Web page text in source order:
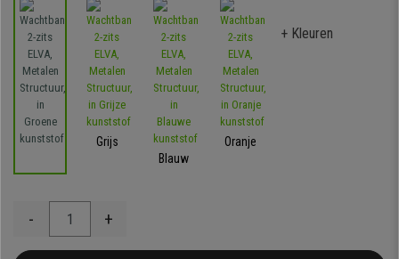
Grijs
Blauw
Oranje
+ Kleuren
- +